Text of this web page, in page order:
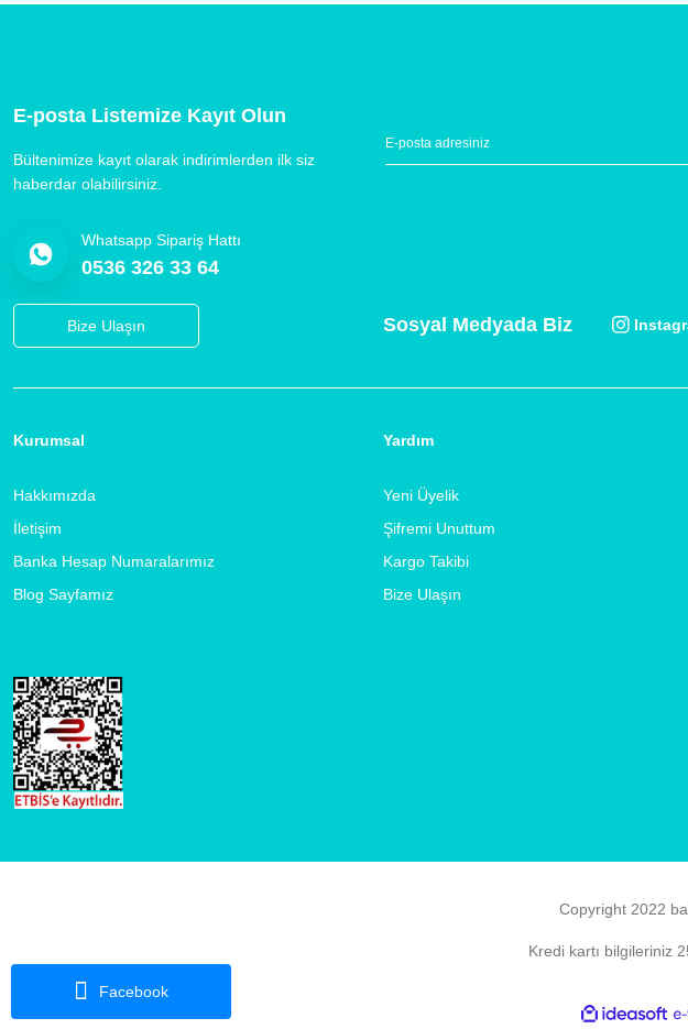
Facebook
E-posta Listemize Kayıt Olun
Bültenimize kayıt olarak indirimlerden ilk siz
haberdar olabilirsiniz.
Whatsapp Sipariş Hattı
0536 326 33 64
Bize Ulaşın Sosyal Medyada Biz
Kurumsal
Hakkımızda
İletişim
Banka Hesap Numaralarımız
Blog Sayfamız
Yardım
Yeni Üyelik
Şifremi Unuttum
Kargo Takibi
Bize Ulaşın
Copyright 2022
Kredi kartı bilgileriniz